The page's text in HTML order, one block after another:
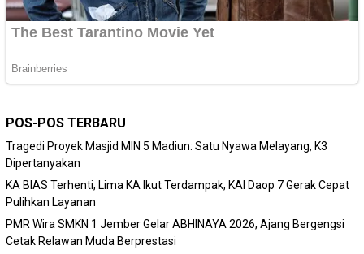
POS-POS TERBARU
Tragedi Proyek Masjid MIN 5 Madiun: Satu Nyawa Melayang, K3
Dipertanyakan
KA BIAS Terhenti, Lima KA Ikut Terdampak, KAI Daop 7 Gerak Cepat
Pulihkan Layanan
PMR Wira SMKN 1 Jember Gelar ABHINAYA 2026, Ajang Bergengsi
Cetak Relawan Muda Berprestasi